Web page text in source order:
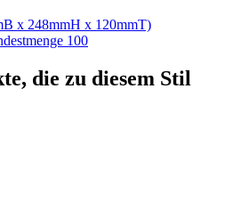
x 248mmH x 120mmT)
100
die zu diesem Stil